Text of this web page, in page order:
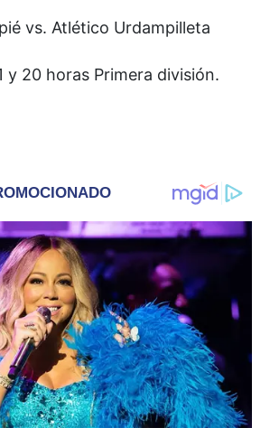
vs. Atlético Urdampilleta
y 20 horas Primera división.